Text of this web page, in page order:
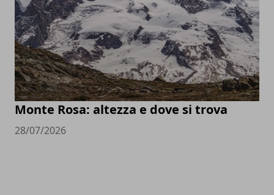
Monte Rosa: altezza e dove si trova
28/07/2026